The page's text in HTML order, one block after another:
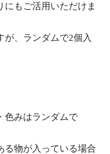
にもご活用いただけま
が、ランダムで2個入
色みはランダムで
物が入っている場合